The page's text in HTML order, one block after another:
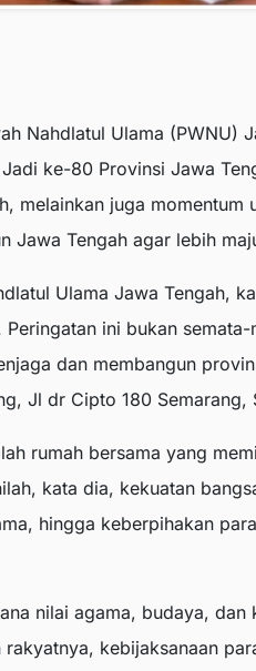
Nahdlatul Ulama (PWNU)
ke-80 Provinsi Jawa
melainkan juga momentum
Jawa Tengah agar lebih
Ulama Jawa Tengah,
ini bukan
dan membangun
Jl dr Cipto 180
rumah bersama yang
kata dia, kekuatan
hingga keberpihakan
nilai agama, budaya, dan
kebijaksanaan